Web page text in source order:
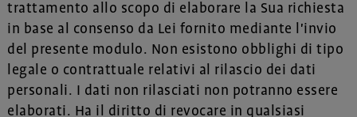
trattamento allo scopo di elaborare la Sua richiesta
in base al consenso da Lei fornito mediante l'invio
del presente modulo. Non esistono obblighi di tipo
legale o contrattuale relativi al rilascio dei dati
personali. I dati non rilasciati non potranno essere
elaborati. Ha il diritto di revocare in qualsiasi